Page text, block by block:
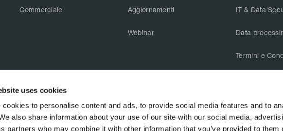
uses cookies
cookies to personalise content and ads, to provide social media features and to
also share information about your use of our site with our social media,
partners who may combine it with other information that you’ve provided to them
Commerciale Aggiornamenti
Webinar
IT & Data
Data
Termini e